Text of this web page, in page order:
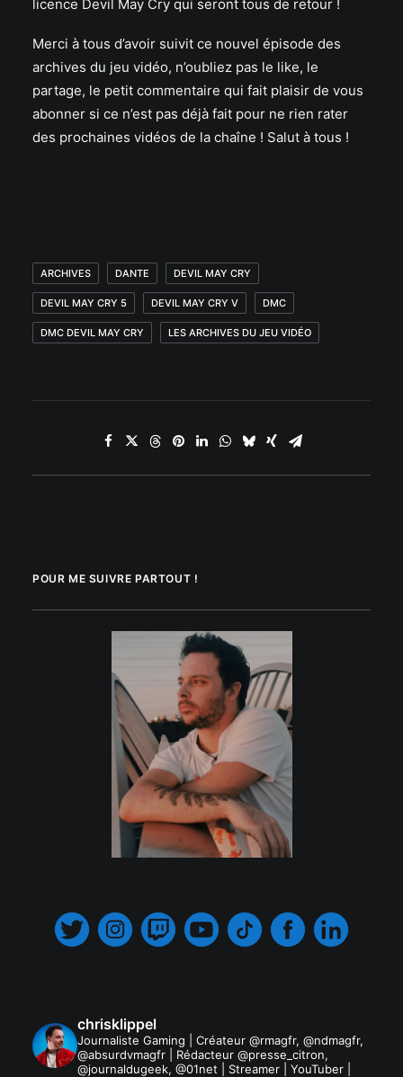
licence Devil May Cry qui seront tous de retour !
Merci à tous d’avoir suivit ce nouvel épisode des
archives du jeu vidéo, n’oubliez pas le like, le
partage, le petit commentaire qui fait plaisir de vous
abonner si ce n’est pas déjà fait pour ne rien rater
des prochaines vidéos de la chaîne ! Salut à tous !
ARCHIVES DANTE DEVIL MAY CRY
DEVIL MAY CRY 5 DEVIL MAY CRY V DMC
DMC DEVIL MAY CRY LES ARCHIVES DU JEU VIDÉO
POUR ME SUIVRE PARTOUT !
chrisklippel
Journaliste Gaming | Créateur @rmagfr, @ndmagfr,
@absurdvmagfr | Rédacteur @presse_citron,
@journaldugeek, @01net | Streamer | YouTuber |